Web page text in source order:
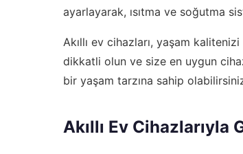
ayarlayarak, ısıtma ve soğutma
Akıllı ev cihazları, yaşam
dikkatli olun ve size en uygun
bir yaşam tarzına sahip
Akıllı Ev Cihazlarıyla